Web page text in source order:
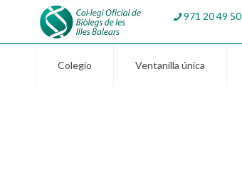
971 20 49 50
Colegio Ventanilla única